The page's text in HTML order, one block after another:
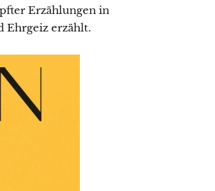
Erzählungen in
Ehrgeiz erzählt.